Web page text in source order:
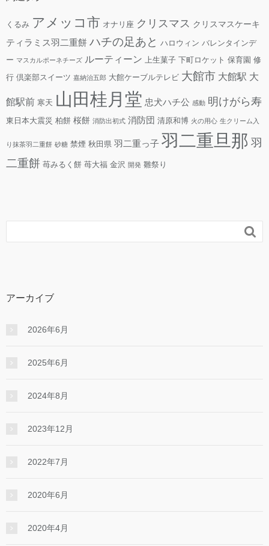
くるみ アメッコ市 オナリ座 クリスマス クリスマスケーキ
ティラミス羽二重餅 ハチの足あと ハロウィン バレンタインデ
ー マスカルポーネチーズ ルーティーン 上生菓子 下町ロケット 保育園 修
行 倶楽部スイーツ 嘉納治五郎 大館ケーブルテレビ 大館市 大館駅 大
館駅前 寒天 山田桂月堂 忠犬ハチ公 感動 明けがら寿
東日本大震災 柏餅 桜餅 消防出初式 消防団 清原和博 火の用心 生クリーム入
り抹茶羽二重餅 砂糖 禁煙 秋田県 羽二重っ子 羽二重旦那 羽
二重餅 苺みるく餅 苺大福 金沢 開発 雛祭り

アーカイブ
2026年6月
2025年6月
2024年8月
2023年12月
2022年7月
2020年6月
2020年4月